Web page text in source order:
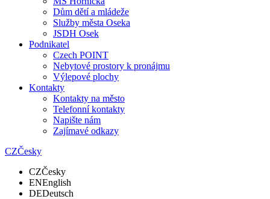
Dům dětí a mládeže
Služby města Oseka
JSDH Osek
Podnikatel
Czech POINT
Nebytové prostory k pronájmu
Výlepové plochy
Kontakty
Kontakty na město
Telefonní kontakty
Napište nám
Zajímavé odkazy
CZČesky
CZČesky
ENEnglish
DEDeutsch